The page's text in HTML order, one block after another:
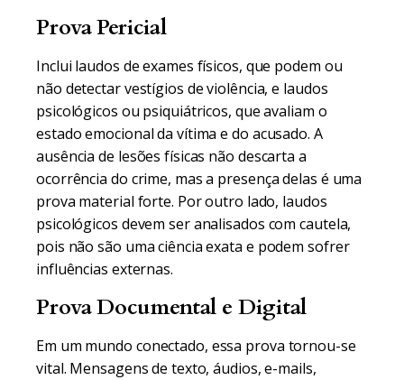
Prova Pericial
Inclui laudos de exames físicos, que podem ou
não detectar vestígios de violência, e laudos
psicológicos ou psiquiátricos, que avaliam o
estado emocional da vítima e do acusado. A
ausência de lesões físicas não descarta a
ocorrência do crime, mas a presença delas é uma
prova material forte. Por outro lado, laudos
psicológicos devem ser analisados com cautela,
pois não são uma ciência exata e podem sofrer
influências externas.
Prova Documental e Digital
Em um mundo conectado, essa prova tornou-se
vital. Mensagens de texto, áudios, e-mails,